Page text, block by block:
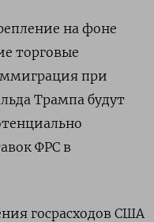
на фоне
торговые
при
Трампа будут
ФРС в
госрасходов США